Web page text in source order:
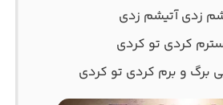
زدی آتیشم زدی
کردی تو کردی
برگ و برم کردی تو کردی